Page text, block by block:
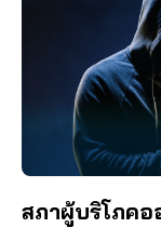
สภาผู้บริโภคอ